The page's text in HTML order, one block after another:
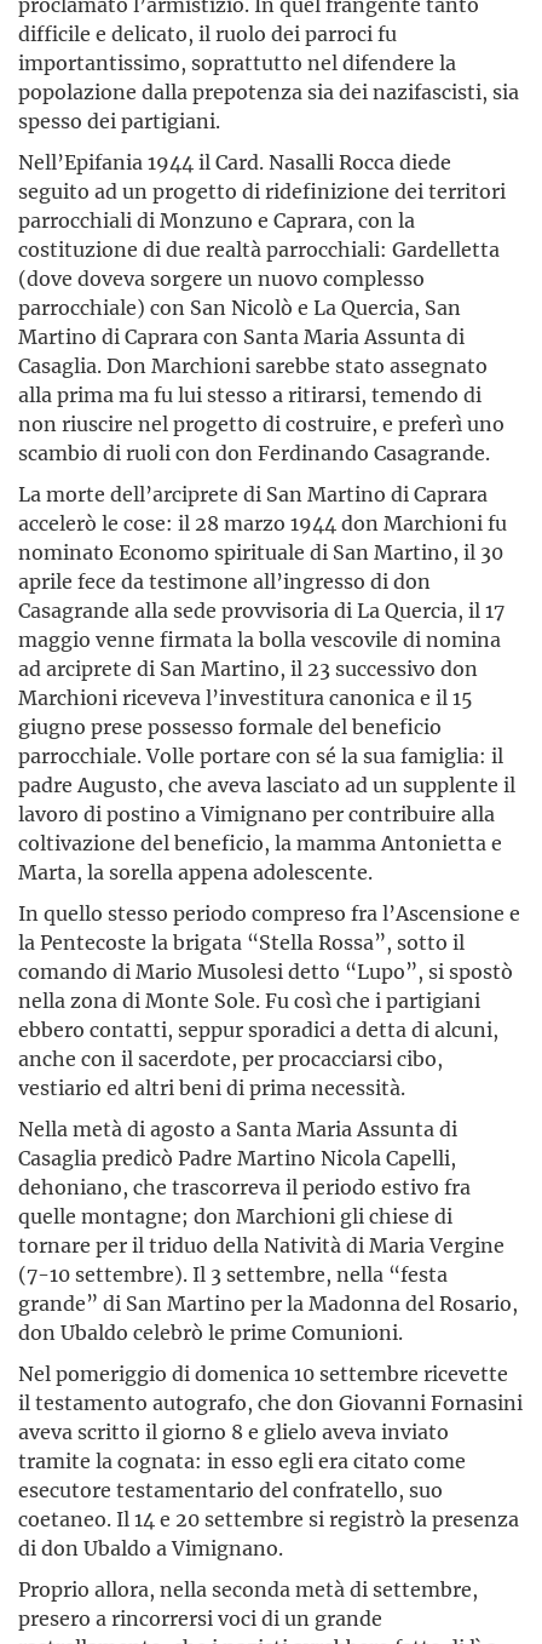
difficile e delicato, il ruolo dei parroci fu
importantissimo, soprattutto nel difendere la
popolazione dalla prepotenza sia dei nazifascisti, sia
spesso dei partigiani.
Nell’Epifania 1944 il Card. Nasalli Rocca diede
seguito ad un progetto di ridefinizione dei territori
parrocchiali di Monzuno e Caprara, con la
costituzione di due realtà parrocchiali: Gardelletta
(dove doveva sorgere un nuovo complesso
parrocchiale) con San Nicolò e La Quercia, San
Martino di Caprara con Santa Maria Assunta di
Casaglia. Don Marchioni sarebbe stato assegnato
alla prima ma fu lui stesso a ritirarsi, temendo di
non riuscire nel progetto di costruire, e preferì uno
scambio di ruoli con don Ferdinando Casagrande.
La morte dell’arciprete di San Martino di Caprara
accelerò le cose: il 28 marzo 1944 don Marchioni fu
nominato Economo spirituale di San Martino, il 30
aprile fece da testimone all’ingresso di don
Casagrande alla sede provvisoria di La Quercia, il 17
maggio venne firmata la bolla vescovile di nomina
ad arciprete di San Martino, il 23 successivo don
Marchioni riceveva l’investitura canonica e il 15
giugno prese possesso formale del beneficio
parrocchiale. Volle portare con sé la sua famiglia: il
padre Augusto, che aveva lasciato ad un supplente il
lavoro di postino a Vimignano per contribuire alla
coltivazione del beneficio, la mamma Antonietta e
Marta, la sorella appena adolescente.
In quello stesso periodo compreso fra l’Ascensione e
la Pentecoste la brigata “Stella Rossa”, sotto il
comando di Mario Musolesi detto “Lupo”, si spostò
nella zona di Monte Sole. Fu così che i partigiani
ebbero contatti, seppur sporadici a detta di alcuni,
anche con il sacerdote, per procacciarsi cibo,
vestiario ed altri beni di prima necessità.
Nella metà di agosto a Santa Maria Assunta di
Casaglia predicò Padre Martino Nicola Capelli,
dehoniano, che trascorreva il periodo estivo fra
quelle montagne; don Marchioni gli chiese di
tornare per il triduo della Natività di Maria Vergine
(7-10 settembre). Il 3 settembre, nella “festa
grande” di San Martino per la Madonna del Rosario,
don Ubaldo celebrò le prime Comunioni.
Nel pomeriggio di domenica 10 settembre ricevette
il testamento autografo, che don Giovanni Fornasini
aveva scritto il giorno 8 e glielo aveva inviato
tramite la cognata: in esso egli era citato come
esecutore testamentario del confratello, suo
coetaneo. Il 14 e 20 settembre si registrò la presenza
di don Ubaldo a Vimignano.
Proprio allora, nella seconda metà di settembre,
presero a rincorrersi voci di un grande